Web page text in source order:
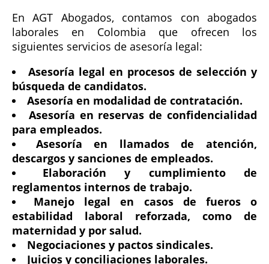
En AGT Abogados, contamos con abogados
laborales en Colombia que ofrecen los
siguientes servicios de asesoría legal:
Asesoría legal en procesos de selección y
búsqueda de candidatos.
Asesoría en modalidad de contratación.
Asesoría en reservas de confidencialidad
para empleados.
Asesoría en llamados de atención,
descargos y sanciones de empleados.
Elaboración y cumplimiento de
reglamentos internos de trabajo.
Manejo legal en casos de fueros o
estabilidad laboral reforzada, como de
maternidad y por salud.
Negociaciones y pactos sindicales.
Juicios y conciliaciones laborales.